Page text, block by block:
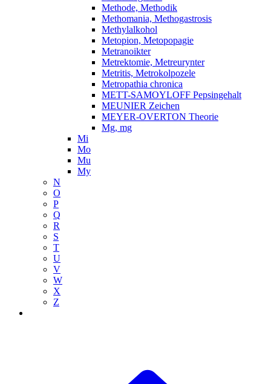
Methode, Methodik
Methomania, Methogastrosis
Methylalkohol
Metopion, Metopopagie
Metranoikter
Metrektomie, Metreurynter
Metritis, Metrokolpozele
Metropathia chronica
METT-SAMOYLOFF Pepsingehalt
MEUNIER Zeichen
MEYER-OVERTON Theorie
Mg, mg
Mi
Mo
Mu
My
N
O
P
Q
R
S
T
U
V
W
X
Z